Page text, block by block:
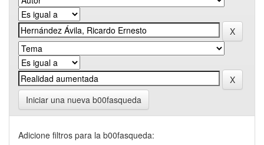
Iniciar una nueva b00fasqueda
Adicione filtros para la b00fasqueda: